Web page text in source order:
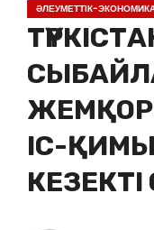
ӘЛЕУМЕТТІК-
ІС-